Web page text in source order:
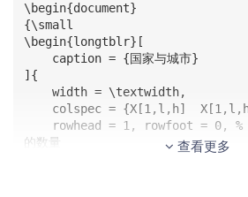
\begin{document}
{\small
\begin{longtblr}[
]{
的数量
查看更多